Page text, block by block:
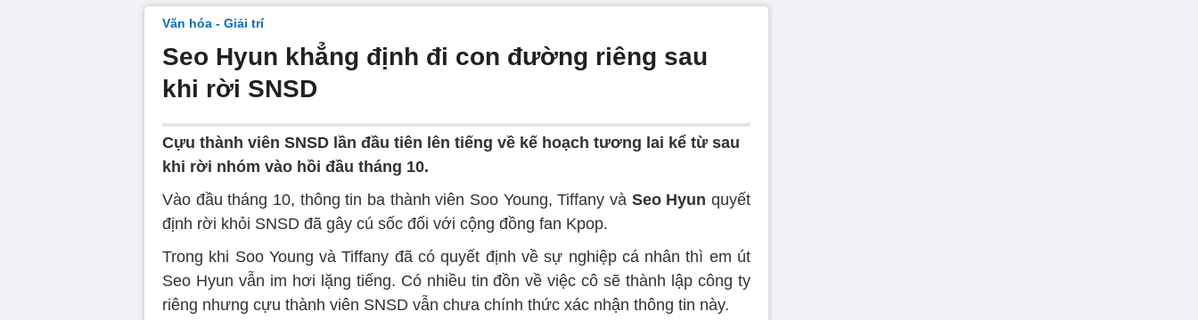
Văn hóa - Giải trí
Seo Hyun khẳng định đi con đường riêng sau
khi rời SNSD
Cựu thành viên SNSD lần đầu tiên lên tiếng về kế hoạch tương lai kể từ sau
khi rời nhóm vào hồi đầu tháng 10.
Vào đầu tháng 10, thông tin ba thành viên Soo Young, Tiffany và Seo Hyun quyết
định rời khỏi SNSD đã gây cú sốc đối với cộng đồng fan Kpop.
Trong khi Soo Young và Tiffany đã có quyết định về sự nghiệp cá nhân thì em út
Seo Hyun vẫn im hơi lặng tiếng. Có nhiều tin đồn về việc cô sẽ thành lập công ty
riêng nhưng cựu thành viên SNSD vẫn chưa chính thức xác nhận thông tin này.